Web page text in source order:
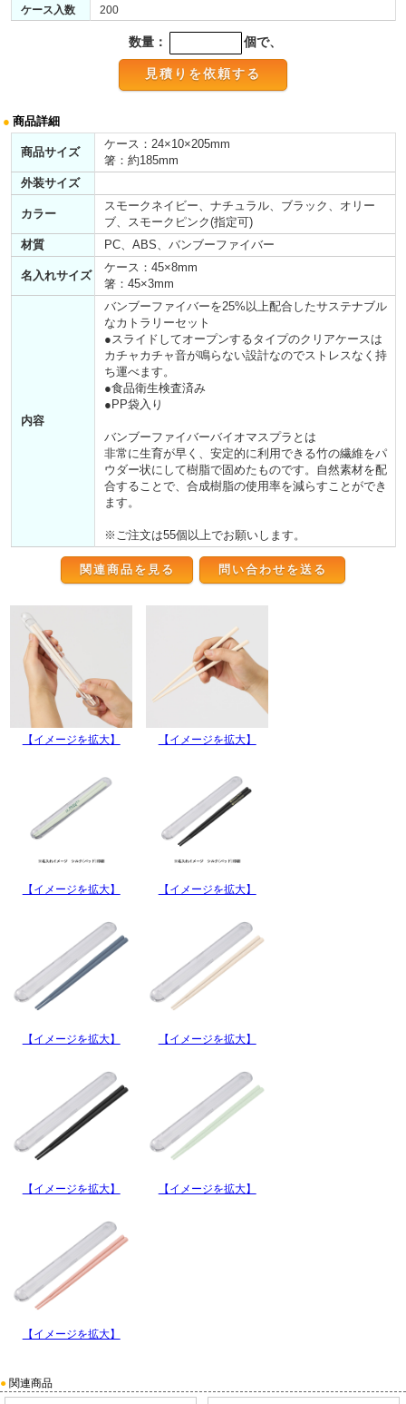
ケース入数
200
数量： 個で、
● 商品詳細
商品サイズ
ケース：24×10×205mm
箸：約185mm
外装サイズ
カラー
スモークネイビー、ナチュラル、ブラック、オリー
ブ、スモークピンク(指定可)
材質
PC、ABS、バンブーファイバー
名入れサイズ
ケース：45×8mm
箸：45×3mm
内容
バンブーファイバーを25%以上配合したサステナブル
なカトラリーセット
●スライドしてオープンするタイプのクリアケースは
カチャカチャ音が鳴らない設計なのでストレスなく持
ち運べます。
●食品衛生検査済み
●PP袋入り
バンブーファイバーバイオマスプラとは
非常に生育が早く、安定的に利用できる竹の繊維をパ
ウダー状にして樹脂で固めたものです。自然素材を配
合することで、合成樹脂の使用率を減らすことができ
ます。
※ご注文は55個以上でお願いします。
関連商品を見る
【イメージを拡大】 【イメージを拡大】
【イメージを拡大】 【イメージを拡大】
【イメージを拡大】 【イメージを拡大】
【イメージを拡大】 【イメージを拡大】
【イメージを拡大】
● 関連商品